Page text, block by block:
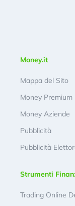
Money.it
Mappa del Sito
Money Premium
Money Aziende
Pubblicità
Pubblicità
Strumenti
Trading Online